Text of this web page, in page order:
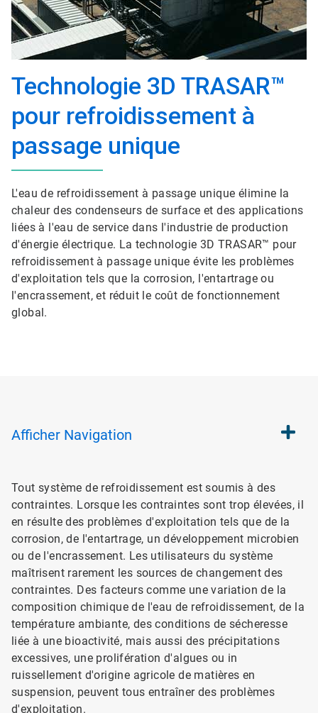
Technologie 3D TRASAR™
pour refroidissement à
passage unique
L'eau de refroidissement à passage unique élimine la
chaleur des condenseurs de surface et des applications
liées à l'eau de service dans l'industrie de production
d'énergie électrique. La technologie 3D TRASAR™ pour
refroidissement à passage unique évite les problèmes
d'exploitation tels que la corrosion, l'entartrage ou
l'encrassement, et réduit le coût de fonctionnement
global.
Afficher Navigation
Tout système de refroidissement est soumis à des
contraintes. Lorsque les contraintes sont trop élevées, il
en résulte des problèmes d'exploitation tels que de la
corrosion, de l'entartrage, un développement microbien
ou de l'encrassement. Les utilisateurs du système
maîtrisent rarement les sources de changement des
contraintes. Des facteurs comme une variation de la
composition chimique de l'eau de refroidissement, de la
température ambiante, des conditions de sécheresse
liée à une bioactivité, mais aussi des précipitations
excessives, une prolifération d'algues ou in
ruissellement d'origine agricole de matières en
suspension, peuvent tous entraîner des problèmes
d'exploitation.